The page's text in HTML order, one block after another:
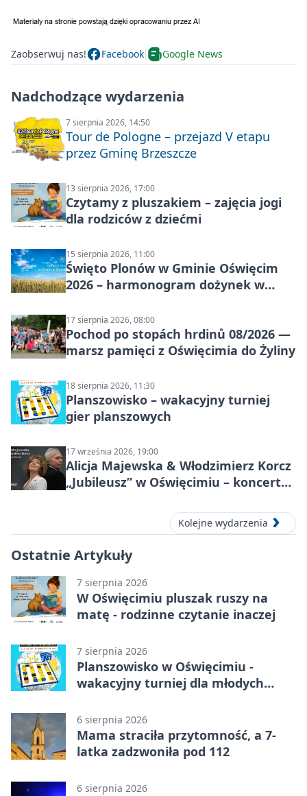
Zaobserwuj nas! Facebook Google News
Nadchodzące wydarzenia
7 sierpnia 2026, 14:50
Tour de Pologne – przejazd V etapu
przez Gminę Brzeszcze
13 sierpnia 2026, 17:00
Czytamy z pluszakiem – zajęcia jogi
dla rodziców z dziećmi
15 sierpnia 2026, 11:00
Święto Plonów w Gminie Oświęcim
2026 – harmonogram dożynek w
17 sierpnia 2026, 08:00
Pochod po stopách hrdinů 08/2026 —
marsz pamięci z Oświęcimia do Żyliny
18 sierpnia 2026, 11:30
Planszowisko – wakacyjny turniej
gier planszowych
17 września 2026, 19:00
Alicja Majewska & Włodzimierz Korcz
„Jubileusz” w Oświęcimiu – koncert
Kolejne wydarzenia
Ostatnie Artykuły
7 sierpnia 2026
W Oświęcimiu pluszak ruszy na
matę - rodzinne czytanie inaczej
7 sierpnia 2026
Planszowisko w Oświęcimiu -
wakacyjny turniej dla młodych
6 sierpnia 2026
Mama straciła przytomność, a 7-
latka zadzwoniła pod 112
6 sierpnia 2026